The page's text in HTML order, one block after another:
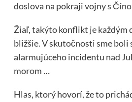
doslova na pokraji vojny s
Žiaľ, takýto konflikt je každým
bližšie. V skutočnosti sme boli
alarmujúceho incidentu nad
morom …
Hlas, ktorý hovorí, že to